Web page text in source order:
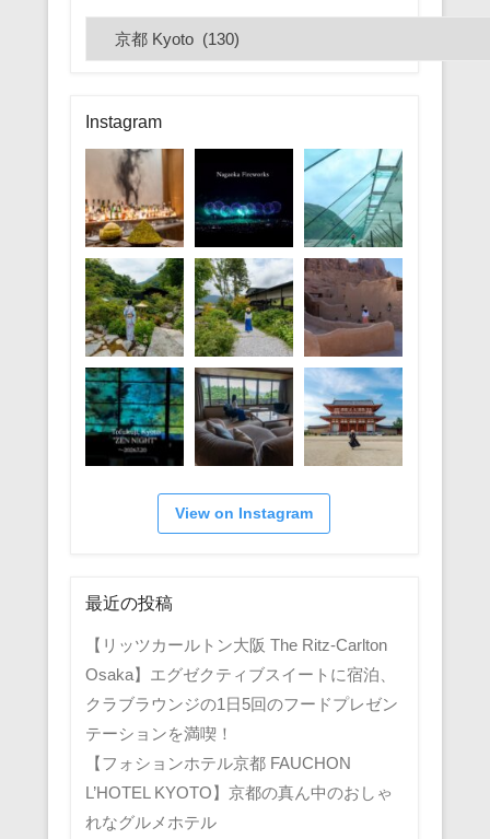
テ
リ
ー
Instagram
View on Instagram
最近の投稿
【リッツカールトン大阪 The Ritz-Carlton
Osaka】エグゼクティブスイートに宿泊、
クラブラウンジの1日5回のフードプレゼン
テーションを満喫！
【フォションホテル京都 FAUCHON
L’HOTEL KYOTO】京都の真ん中のおしゃ
れなグルメホテル